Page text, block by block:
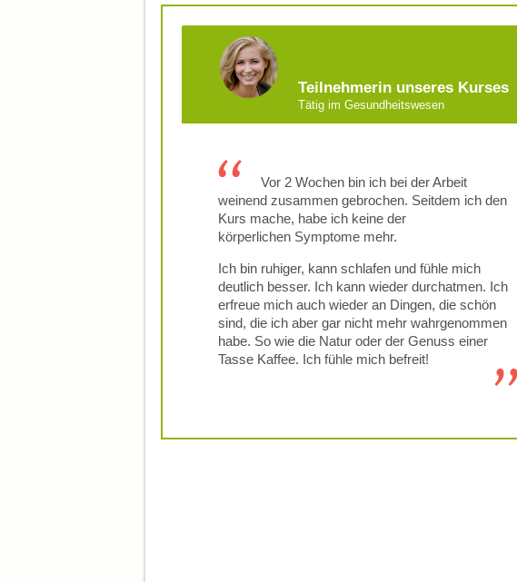
Teilnehmerin unseres Kurses
Tätig im Gesundheitswesen
Vor 2 Wochen bin ich bei der Arbeit
weinend zusammen gebrochen. Seitdem ich den
Kurs mache, habe ich keine der
körperlichen Symptome mehr.
Ich bin ruhiger, kann schlafen und fühle mich
deutlich besser. Ich kann wieder durchatmen. Ich
erfreue mich auch wieder an Dingen, die schön
sind, die ich aber gar nicht mehr wahrgenommen
habe. So wie die Natur oder der Genuss einer
Tasse Kaffee. Ich fühle mich befreit!